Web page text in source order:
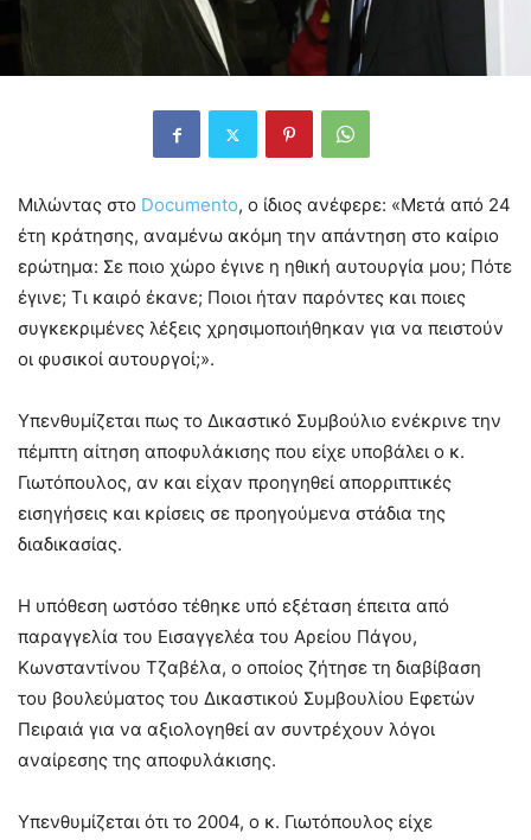
Μιλώντας στο Documento, ο ίδιος ανέφερε: «Μετά από 24
έτη κράτησης, αναμένω ακόμη την απάντηση στο καίριο
ερώτημα: Σε ποιο χώρο έγινε η ηθική αυτουργία μου; Πότε
έγινε; Τι καιρό έκανε; Ποιοι ήταν παρόντες και ποιες
συγκεκριμένες λέξεις χρησιμοποιήθηκαν για να πειστούν
οι φυσικοί αυτουργοί;».
Υπενθυμίζεται πως το Δικαστικό Συμβούλιο ενέκρινε την
πέμπτη αίτηση αποφυλάκισης που είχε υποβάλει ο κ.
Γιωτόπουλος, αν και είχαν προηγηθεί απορριπτικές
εισηγήσεις και κρίσεις σε προηγούμενα στάδια της
διαδικασίας.
Η υπόθεση ωστόσο τέθηκε υπό εξέταση έπειτα από
παραγγελία του Εισαγγελέα του Αρείου Πάγου,
Κωνσταντίνου Τζαβέλα, ο οποίος ζήτησε τη διαβίβαση
του βουλεύματος του Δικαστικού Συμβουλίου Εφετών
Πειραιά για να αξιολογηθεί αν συντρέχουν λόγοι
αναίρεσης της αποφυλάκισης.
Υπενθυμίζεται ότι το 2004, ο κ. Γιωτόπουλος είχε